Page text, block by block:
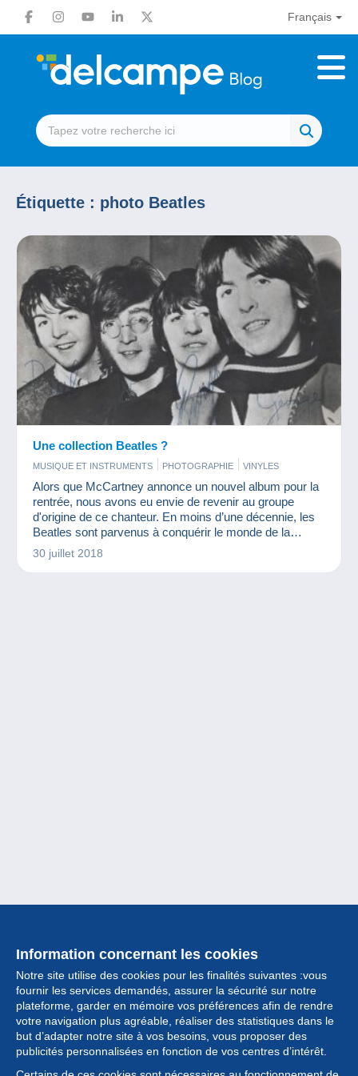
Français
Étiquette : photo Beatles
Une collection Beatles ?
MUSIQUE ET INSTRUMENTS PHOTOGRAPHIE VINYLES
Alors que McCartney annonce un nouvel album pour la
rentrée, nous avons eu envie de revenir au groupe
d'origine de ce chanteur. En moins d’une décennie, les
Beatles sont parvenus à conquérir le monde de la
musique. John Lennon, Paul McCartney, Ringo Starr et
George Harrison furent les quatre garçons dans le vent
30 juillet 2018
Information concernant les cookies
Notre site utilise des cookies pour les finalités suivantes :vous
fournir les services demandés, assurer la sécurité sur notre
plateforme, garder en mémoire vos préférences afin de rendre
votre navigation plus agréable, réaliser des statistiques dans le
but d’adapter notre site à vos besoins, vous proposer des
publicités personnalisées en fonction de vos centres d’intérêt.
Collection